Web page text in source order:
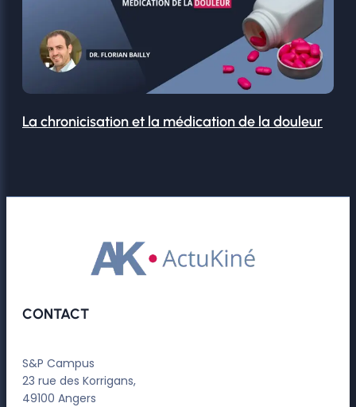
La chronicisation et la médication de la douleur
CONTACT
S&P Campus
23 rue des Korrigans,
49100 Angers